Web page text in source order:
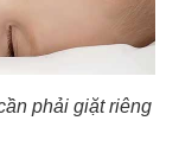
phải giặt riêng